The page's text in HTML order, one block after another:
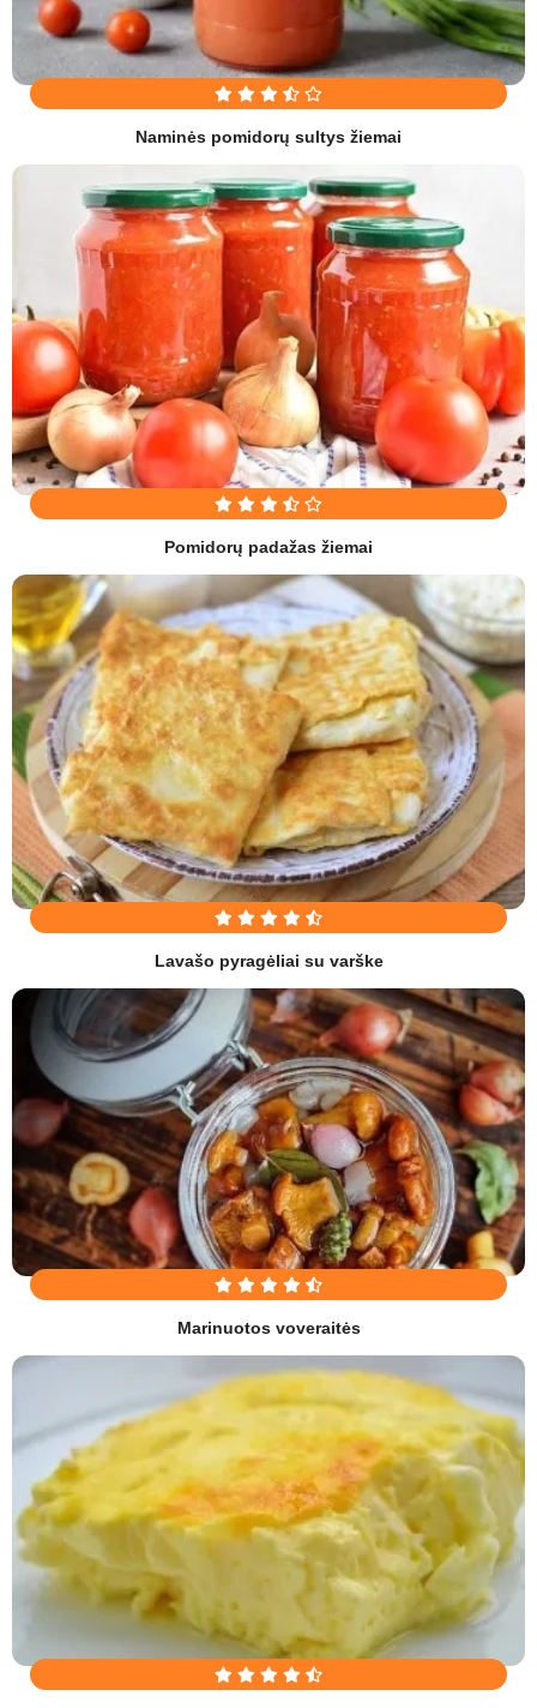
Naminės pomidorų sultys žiemai
Pomidorų padažas žiemai
Lavašo pyragėliai su varške
Marinuotos voveraitės